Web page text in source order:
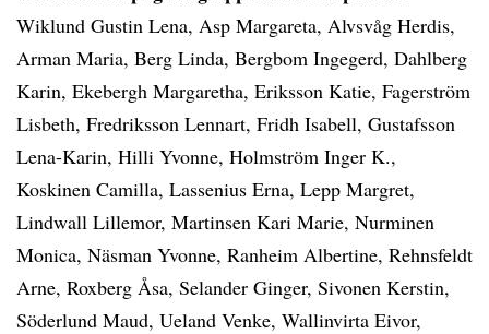
Wiklund Gustin Lena, Asp Margareta, Alvsvåg Herdis,
Arman Maria, Berg Linda, Bergbom Ingegerd, Dahlberg
Karin, Ekebergh Margaretha, Eriksson Katie, Fagerström
Lisbeth, Fredriksson Lennart, Fridh Isabell, Gustafsson
Lena-Karin, Hilli Yvonne, Holmström Inger K.,
Koskinen Camilla, Lassenius Erna, Lepp Margret,
Lindwall Lillemor, Martinsen Kari Marie, Nurminen
Monica, Näsman Yvonne, Ranheim Albertine, Rehnsfeldt
Arne, Roxberg Åsa, Selander Ginger, Sivonen Kerstin,
Söderlund Maud, Ueland Venke, Wallinvirta Eivor,